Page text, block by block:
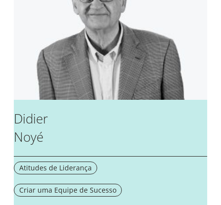
Didier
Noyé
Atitudes de Liderança
Criar uma Equipe de Sucesso